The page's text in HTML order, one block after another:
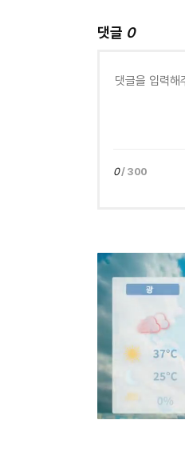
댓글 0
0/ 300